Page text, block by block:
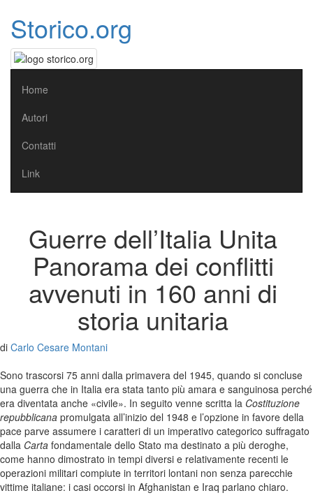
Storico.org
Home
Autori
Contatti
Link
Guerre dell’Italia Unita
Panorama dei conflitti
avvenuti in 160 anni di
storia unitaria
di Carlo Cesare Montani
Sono trascorsi 75 anni dalla primavera del 1945, quando si concluse
una guerra che in Italia era stata tanto più amara e sanguinosa perché
era diventata anche «civile». In seguito venne scritta la Costituzione
repubblicana promulgata all’inizio del 1948 e l’opzione in favore della
pace parve assumere i caratteri di un imperativo categorico suffragato
dalla Carta fondamentale dello Stato ma destinato a più deroghe,
come hanno dimostrato in tempi diversi e relativamente recenti le
operazioni militari compiute in territori lontani non senza parecchie
vittime italiane: i casi occorsi in Afghanistan e Iraq parlano chiaro.